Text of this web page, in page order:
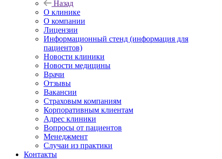
Назад
О клинике
О компании
Лицензии
Информационный стенд (информация для
пациентов)
Новости клиники
Новости медицины
Врачи
Отзывы
Вакансии
Страховым компаниям
Корпоративным клиентам
Адрес клиники
Вопросы от пациентов
Менеджмент
Случаи из практики
Контакты